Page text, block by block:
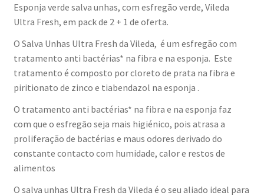
esfregão
salva
unhas
verde
Vileda
Ultra
(pack
6)
Esponja verde salva unhas, com esfregão verde, Vileda
Ultra Fresh, em pack de 2 + 1 de oferta.
O Salva Unhas Ultra Fresh da Vileda, é um esfregão com
tratamento anti bactérias* na fibra e na esponja. Este
tratamento é composto por cloreto de prata na fibra e
piritionato de zinco e tiabendazol na esponja .
O tratamento anti bactérias* na fibra e na esponja faz
com que o esfregão seja mais higiénico, pois atrasa a
proliferação de bactérias e maus odores derivado do
constante contacto com humidade, calor e restos de
alimentos
O salva unhas Ultra Fresh da Vileda é o seu aliado ideal para